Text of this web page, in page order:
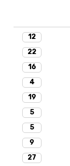
12
22
16
4
19
5
5
9
27